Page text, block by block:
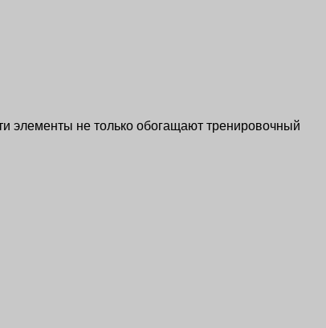
элементы не только обогащают тренировочный